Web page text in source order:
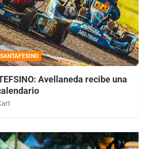
Avellaneda recibe una